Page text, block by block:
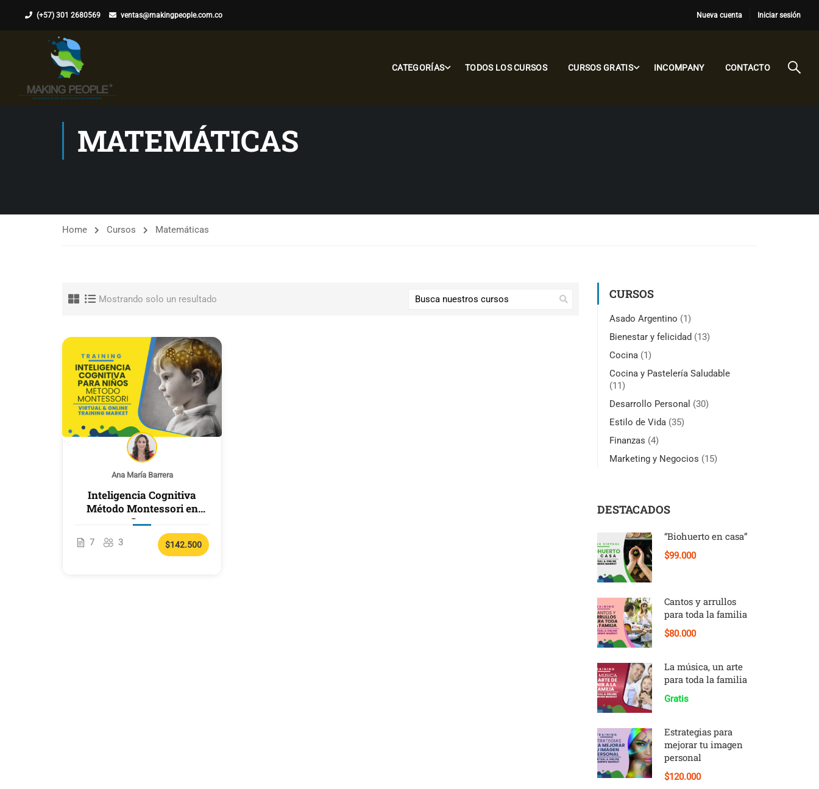
(+57) 301 2680569 ventas@makingpeople.com.co Nueva cuenta Iniciar sesión
CATEGORÍAS TODOS LOS CURSOS CURSOS GRATIS INCOMPANY CONTACTO
MATEMÁTICAS
Home Cursos Matemáticas
Mostrando solo un resultado
Ana María Barrera
Inteligencia Cognitiva
Método Montessori en
Casa
7 3 $142.500
CURSOS
Asado Argentino (1)
Bienestar y felicidad (13)
Cocina (1)
Cocina y Pastelería Saludable
(11)
Desarrollo Personal (30)
Estilo de Vida (35)
Finanzas (4)
Marketing y Negocios (15)
DESTACADOS
“Biohuerto en casa”
$99.000
Cantos y arrullos
para toda la familia
$80.000
La música, un arte
para toda la familia
Gratis
Estrategias para
mejorar tu imagen
personal
$120.000